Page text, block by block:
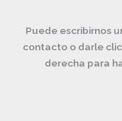
Puede escribirnos
contacto o darle
derecha para